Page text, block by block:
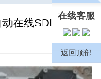
在线SDI仪
在线客服
返回顶部